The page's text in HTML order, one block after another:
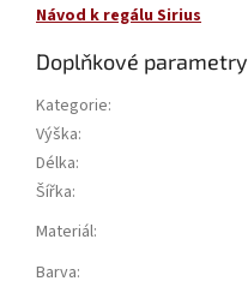
Návod k regálu Sirius
Doplňkové parametry
Kategorie:
Výška:
Délka:
Šířka:
Materiál:
Barva: